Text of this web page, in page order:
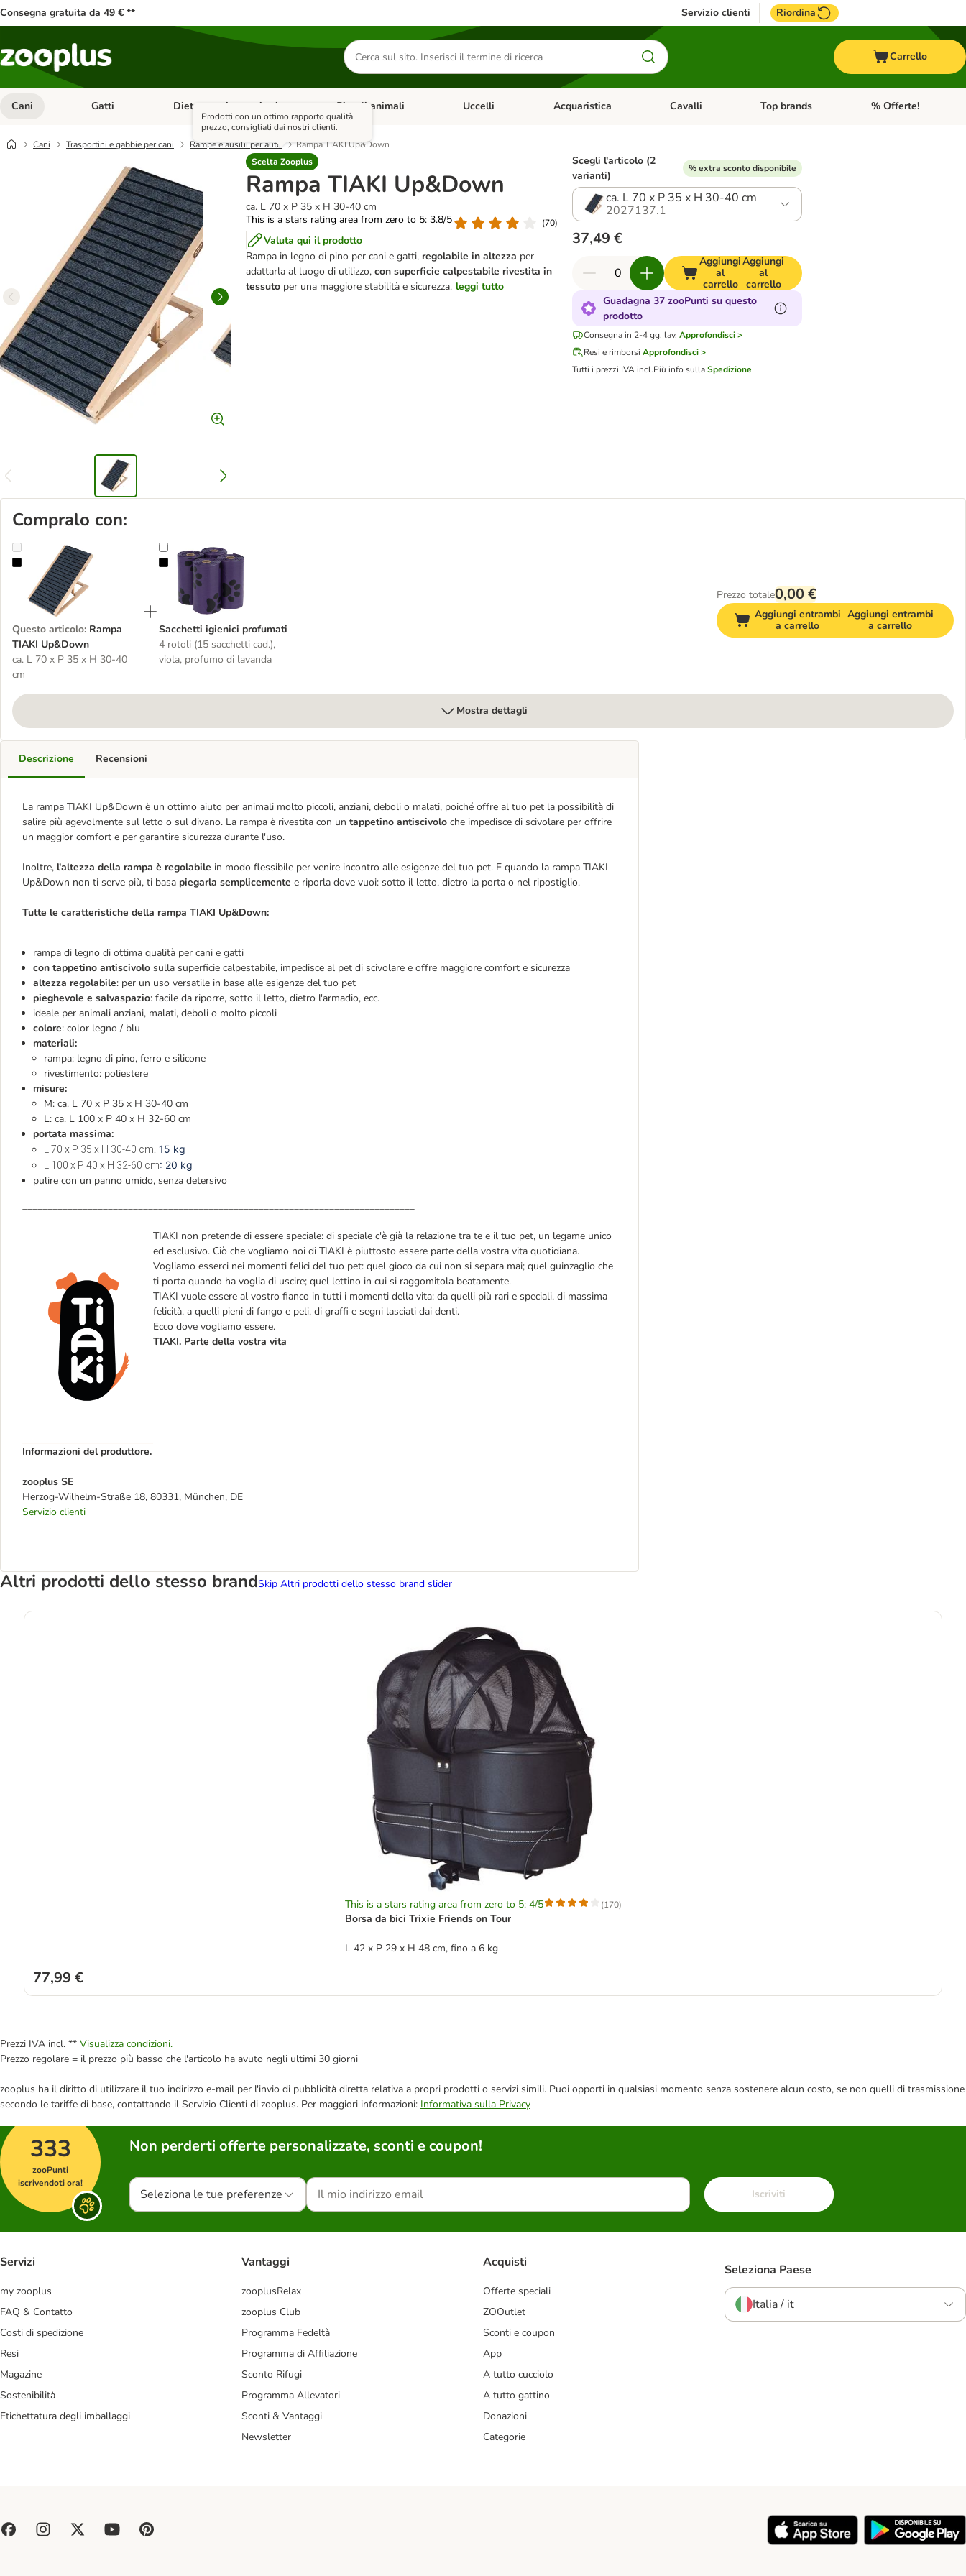
Consegna gratuita da 49 € ** Servizio clienti Riordina
Cerca
prodotti
Carrello
Cani Apri Menu Categoria: Cani
Gatti Apri Menu Categoria: Gatti
Diete e antiparassitari Apri Menu Categoria: Diete e antiparassitari
Piccoli animali Apri Menu Categoria: Piccoli animali
Uccelli Apri Menu Categoria: Uccelli
Acquaristica Apri Menu Categoria: Acquaristica
Cavalli Apri Menu Categoria: Cavalli
Top brands Apri Menu Categoria:
% Offerte!
Cani Trasportini e gabbie per cani Rampe e ausilii per auto
Rampa TIAKI Up&Down
Scelta Zooplus
Prodotti con un ottimo rapporto qualità
prezzo, consigliati dai nostri clienti.
Rampa TIAKI Up&Down
ca. L 70 x P 35 x H 30-40 cm
This is a stars rating area from zero to 5: 3.8/5
(70)
Valuta qui il prodotto
Rampa in legno di pino per cani e gatti, regolabile in altezza per
adattarla al luogo di utilizzo, con superficie calpestabile rivestita in
tessuto per una maggiore stabilità e sicurezza. leggi tutto
Scegli l'articolo (2
varianti)
% extra sconto disponibile
ca. L 70 x P 35 x H 30-40 cm
2027137.1
37,49 €
Aggiungi
al
carrello
Aggiungi
al
carrello
Guadagna 37 zooPunti su questo
prodotto
Consegna in 2-4 gg. lav. Approfondisci >
Resi e rimborsi Approfondisci >
Tutti i prezzi IVA incl.Più info sullaSpedizione
Compralo con:
Rampa TIAKI Up&Down
Questo articolo: Rampa
TIAKI Up&Down
ca. L 70 x P 35 x H 30-40
cm
Sacchetti igienici profumati
Sacchetti igienici profumati
4 rotoli (15 sacchetti cad.),
viola, profumo di lavanda
Prezzo totale0,00 €
Aggiungi entrambi
a carrello
Aggiungi entrambi
a carrello
Mostra dettagli
Descrizione
La rampa TIAKI Up&Down è un ottimo aiuto per animali molto piccoli, anziani, deboli o malati, poiché offre al tuo pet la possibilità di
salire più agevolmente sul letto o sul divano. La rampa è rivestita con un tappetino antiscivolo che impedisce di scivolare per offrire
un maggior comfort e per garantire sicurezza durante l'uso.
Inoltre, l'altezza della rampa è regolabile in modo flessibile per venire incontro alle esigenze del tuo pet. E quando la rampa TIAKI
Up&Down non ti serve più, ti basa piegarla semplicemente e riporla dove vuoi: sotto il letto, dietro la porta o nel ripostiglio.
Tutte le caratteristiche della rampa TIAKI Up&Down:
rampa di legno di ottima qualità per cani e gatti
con tappetino antiscivolo sulla superficie calpestabile, impedisce al pet di scivolare e offre maggiore comfort e sicurezza
altezza regolabile: per un uso versatile in base alle esigenze del tuo pet
pieghevole e salvaspazio: facile da riporre, sotto il letto, dietro l'armadio, ecc.
ideale per animali anziani, malati, deboli o molto piccoli
colore: color legno / blu
materiali:
rampa: legno di pino, ferro e silicone
rivestimento: poliestere
misure:
M: ca. L 70 x P 35 x H 30-40 cm
L: ca. L 100 x P 40 x H 32-60 cm
portata massima:
L 70 x P 35 x H 30-40 cm: 15 kg
L 100 x P 40 x H 32-60 cm: 20 kg
pulire con un panno umido, senza detersivo
______________________________________________________________________________
TIAKI non pretende di essere speciale: di speciale c'è già la relazione tra te e il tuo pet, un legame unico
ed esclusivo. Ciò che vogliamo noi di TIAKI è piuttosto essere parte della vostra vita quotidiana.
Vogliamo esserci nei momenti felici del tuo pet: quel gioco da cui non si separa mai; quel guinzaglio che
ti porta quando ha voglia di uscire; quel lettino in cui si raggomitola beatamente.
TIAKI vuole essere al vostro fianco in tutti i momenti della vita: da quelli più rari e speciali, di massima
felicità, a quelli pieni di fango e peli, di graffi e segni lasciati dai denti.
Ecco dove vogliamo essere.
TIAKI. Parte della vostra vita
Informazioni del produttore.
zooplus SE
Herzog-Wilhelm-Straße 18, 80331, München, DE
Servizio clienti
Recensioni
Altri prodotti dello stesso brandSkip Altri prodotti dello stesso brand slider
This is a stars rating area from zero to 5: 4/5 (170)
Borsa da bici Trixie Friends on Tour
L 42 x P 29 x H 48 cm, fino a 6 kg
77,99 €
Prezzi IVA incl. ** Visualizza condizioni.
Prezzo regolare = il prezzo più basso che l'articolo ha avuto negli ultimi 30 giorni
zooplus ha il diritto di utilizzare il tuo indirizzo e-mail per l'invio di pubblicità diretta relativa a propri prodotti o servizi simili. Puoi opporti in qualsiasi momento senza sostenere alcun costo, se non quelli di trasmissione
secondo le tariffe di base, contattando il Servizio Clienti di zooplus. Per maggiori informazioni: Informativa sulla Privacy
333
zooPunti
iscrivendoti ora!
Non perderti offerte personalizzate, sconti e coupon!
Seleziona le tue preferenze Iscriviti
Servizi
my zooplus
FAQ & Contatto
Costi di spedizione
Resi
Magazine
Sostenibilità
Etichettatura degli imballaggi
Vantaggi
zooplusRelax
zooplus Club
Programma Fedeltà
Programma di Affiliazione
Sconto Rifugi
Programma Allevatori
Sconti & Vantaggi
Newsletter
Acquisti
Offerte speciali
ZOOutlet
Sconti e coupon
App
A tutto cucciolo
A tutto gattino
Donazioni
Categorie
Seleziona Paese
Italia / it